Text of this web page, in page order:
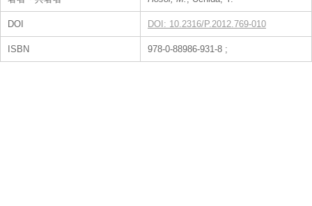
DOI DOI: 10.2316/P.2012.769-010
ISBN 978-0-88986-931-8 ;